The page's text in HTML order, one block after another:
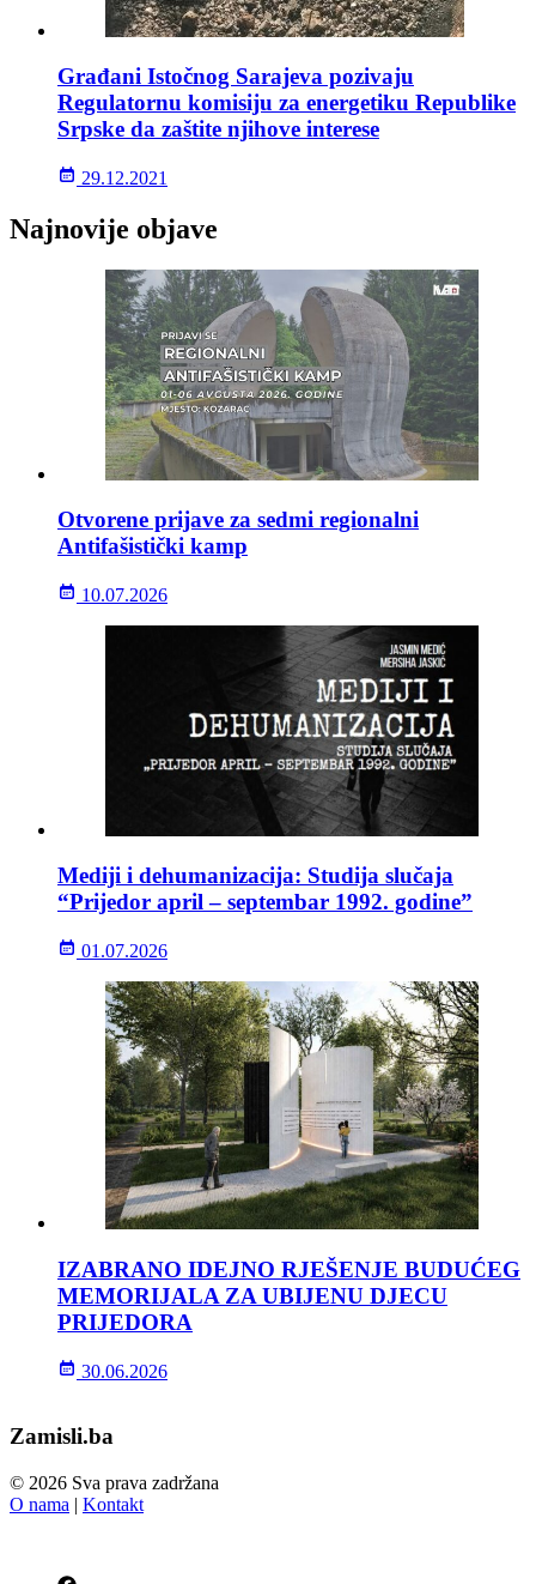
Građani Istočnog Sarajeva pozivaju
Regulatornu komisiju za energetiku Republike
Srpske da zaštite njihove interese
29.12.2021
Najnovije objave
Otvorene prijave za sedmi regionalni
Antifašistički kamp
10.07.2026
Mediji i dehumanizacija: Studija slučaja
“Prijedor april – septembar 1992. godine”
01.07.2026
IZABRANO IDEJNO RJEŠENJE BUDUĆEG
MEMORIJALA ZA UBIJENU DJECU
PRIJEDORA
30.06.2026
Zamisli.ba
© 2026 Sva prava zadržana
O nama | Kontakt